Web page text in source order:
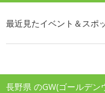
最近見たイベント＆スポ
長野県 のGW(ゴールデ